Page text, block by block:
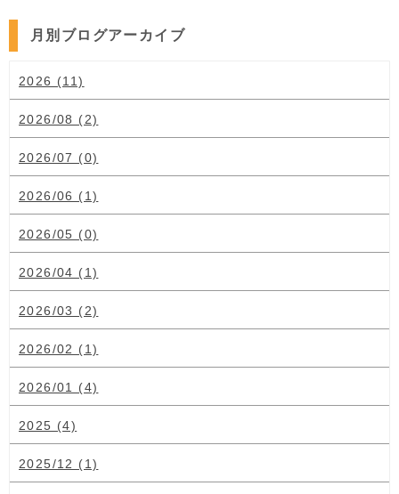
月別ブログアーカイブ
2026 (11)
2026/08 (2)
2026/07 (0)
2026/06 (1)
2026/05 (0)
2026/04 (1)
2026/03 (2)
2026/02 (1)
2026/01 (4)
2025 (4)
2025/12 (1)